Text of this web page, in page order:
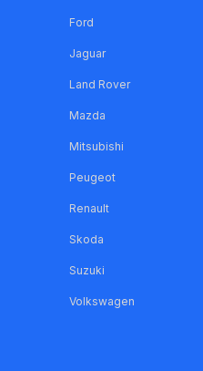
Ford
Jaguar
Land Rover
Mazda
Mitsubishi
Peugeot
Renault
Skoda
Suzuki
Volkswagen